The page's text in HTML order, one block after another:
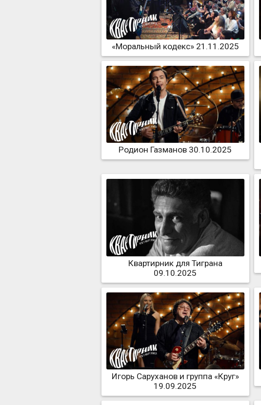
«Моральный кодекс» 21.11.2025
Родион Газманов 30.10.2025
Квартирник для Тиграна
09.10.2025
Игорь Саруханов и группа «Круг»
19.09.2025